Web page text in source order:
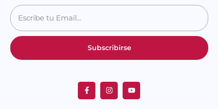
Subscribirse